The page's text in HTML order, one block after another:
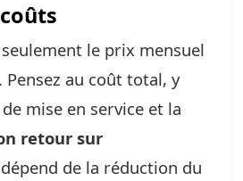
le prix mensuel
Pensez au coût total, y
mise en service et la
retour sur
dépend de la réduction du